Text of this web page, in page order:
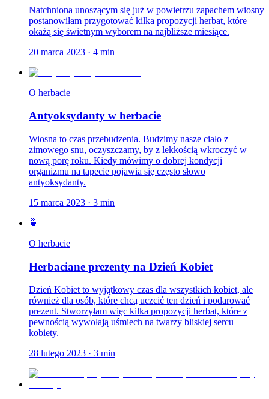
Natchniona unoszącym się już w powietrzu zapachem wiosny
postanowiłam przygotować kilka propozycji herbat, które
okażą się świetnym wyborem na najbliższe miesiące.
20 marca 2023 · 4 min
O herbacie
Antyoksydanty w herbacie
Wiosna to czas przebudzenia. Budzimy nasze ciało z
zimowego snu, oczyszczamy, by z lekkością wkroczyć w
nową porę roku. Kiedy mówimy o dobrej kondycji
organizmu na tapecie pojawia się często słowo
antyoksydanty.
15 marca 2023 · 3 min
🍵
O herbacie
Herbaciane prezenty na Dzień Kobiet
Dzień Kobiet to wyjątkowy czas dla wszystkich kobiet, ale
również dla osób, które chcą uczcić ten dzień i podarować
prezent. Stworzyłam więc kilka propozycji herbat, które z
pewnością wywołają uśmiech na twarzy bliskiej sercu
kobiety.
28 lutego 2023 · 3 min